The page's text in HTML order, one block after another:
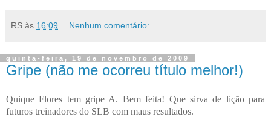
RS às 16:09 Nenhum comentário:
quinta-feira, 19 de novembro de 2009
Gripe (não me ocorreu título melhor!)
Quique Flores tem gripe A. Bem feita! Que sirva de lição para
futuros treinadores do SLB com maus resultados.